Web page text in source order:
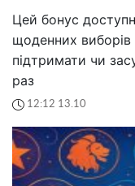
Цей бонус
щоденних
підтримати чи
раз
12:12 13.10